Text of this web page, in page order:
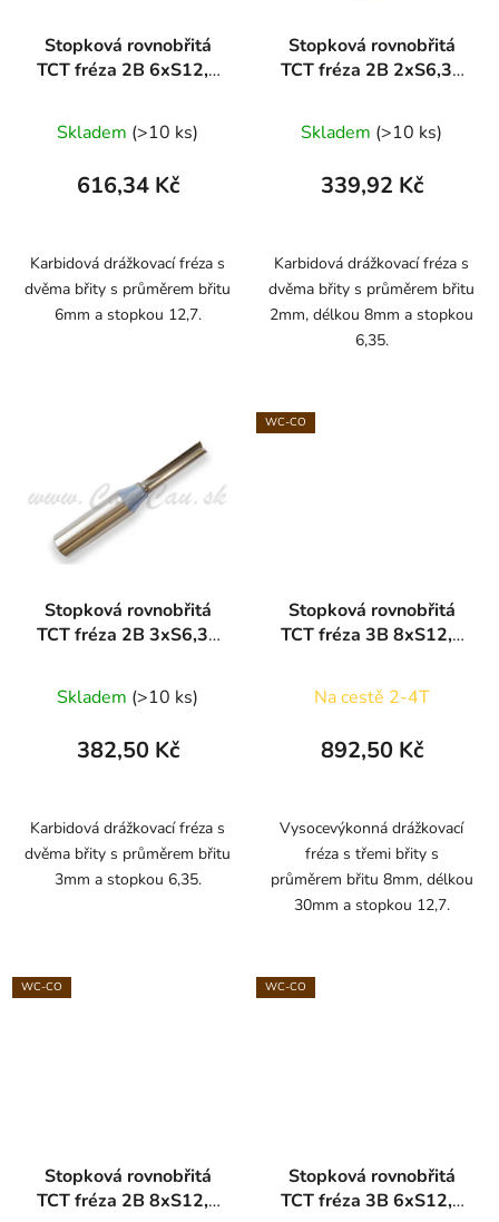
Stopková rovnobřitá
TCT fréza 2B 6xS12,7
hodnocení
produktu
z
5
hvězdiček.
Skladem (>10 ks)
616,34 Kč
Karbidová drážkovací fréza s
dvěma břity s průměrem břitu
6mm a stopkou 12,7.
Stopková rovnobřitá
TCT fréza 2B 2xS6,35
Skladem (>10 ks)
339,92 Kč
Karbidová drážkovací fréza s
dvěma břity s průměrem břitu
2mm, délkou 8mm a stopkou
6,35.
Stopková rovnobřitá
TCT fréza 2B 3xS6,35
Skladem (>10 ks)
382,50 Kč
Karbidová drážkovací fréza s
dvěma břity s průměrem břitu
3mm a stopkou 6,35.
WC-CO
Stopková rovnobřitá
TCT fréza 3B 8xS12,7
Na cestě 2-4T
892,50 Kč
Vysocevýkonná drážkovací
fréza s třemi břity s
průměrem břitu 8mm, délkou
30mm a stopkou 12,7.
WC-CO
Stopková rovnobřitá
TCT fréza 2B 8xS12,7
WC-CO
Stopková rovnobřitá
TCT fréza 3B 6xS12,7